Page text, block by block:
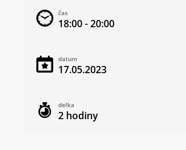
čas
18:00 - 20:00
datum
17.05.2023
delka
2 hodiny